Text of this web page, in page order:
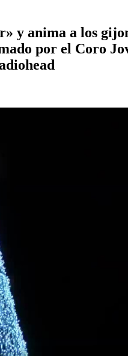
y anima a los
por el Coro